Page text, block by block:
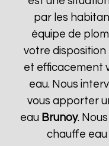
par les
équipe de
votre
et efficacement
eau. Nous
vous apporter
eau Brunoy.
chauffe eau